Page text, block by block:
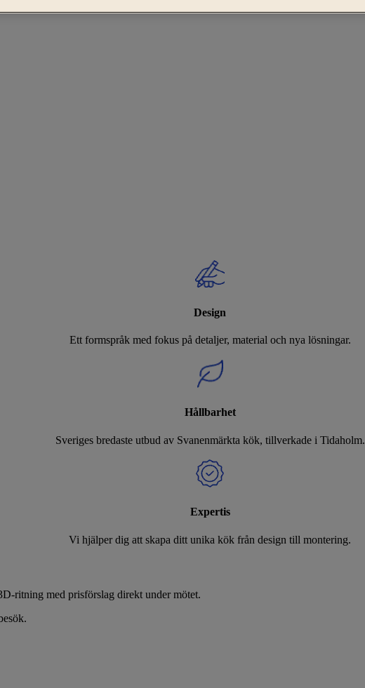
Design
Ett formspråk med fokus på detaljer, material och nya lösningar.
Hållbarhet
Sveriges bredaste utbud av Svanenmärkta kök, tillverkade i Tidaholm.
Expertis
Vi hjälper dig att skapa ditt unika kök från design till montering.
ritning med prisförslag direkt under mötet.